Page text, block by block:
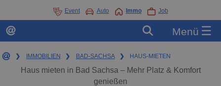
Event Auto Immo Job
Menü ☰
❯ IMMOBILIEN ❯ BAD-SACHSA ❯ HAUS-MIETEN
Haus mieten in Bad Sachsa – Mehr Platz & Komfort
genießen